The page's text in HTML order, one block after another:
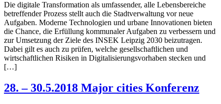
Die digitale Transformation als umfassender, alle Lebensbereiche
betreffender Prozess stellt auch die Stadtverwaltung vor neue
Aufgaben. Moderne Technologien und urbane Innovationen bieten
die Chance, die Erfüllung kommunaler Aufgaben zu verbessern und
zur Umsetzung der Ziele des INSEK Leipzig 2030 beizutragen.
Dabei gilt es auch zu prüfen, welche gesellschaftlichen und
wirtschaftlichen Risiken in Digitalisierungsvorhaben stecken und
[…]
28. – 30.5.2018 Major cities Konferenz